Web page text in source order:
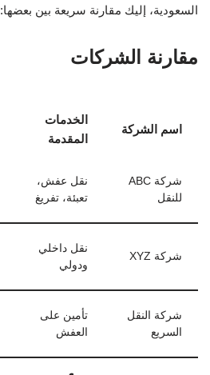
السعودية، إليك مقارنة سريعة بين بعضها:
مقارنة الشركات
اسم الشركة
الخدمات
المقدمة
شركة ABC
للنقل
نقل عفش،
تعبئة، تفريغ
شركة XYZ
نقل داخلي
ودولي
شركة النقل
السريع
تأمين على
العفش